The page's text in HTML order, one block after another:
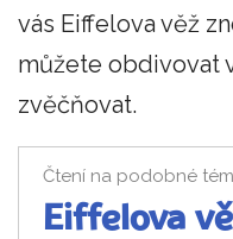
vás Eiffelova věž
můžete obdivovat
zvěčňovat.
Čtení na podobné
Eiffelova